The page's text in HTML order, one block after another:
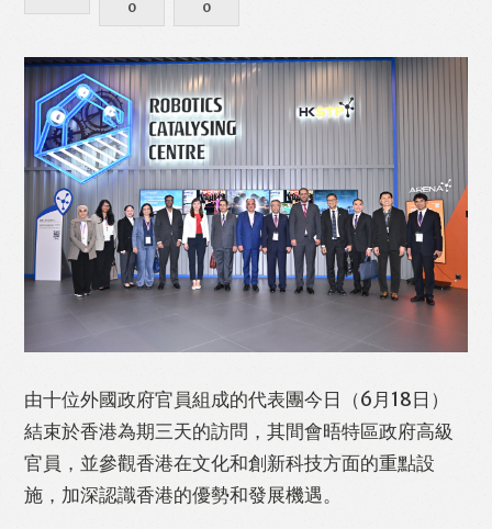
Like Facebook Twitter Line
WhatsApp Email Print
0 0
由十位外國政府官員組成的代表團今日（6月18日）
結束於香港為期三天的訪問，其間會晤特區政府高級
官員，並參觀香港在文化和創新科技方面的重點設
施，加深認識香港的優勢和發展機遇。